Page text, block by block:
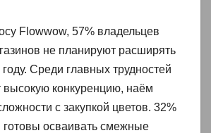
Flowwow, 57% владельцев
не планируют расширять
Среди главных трудностей
конкуренцию, наём
с закупкой цветов. 32%
готовы осваивать смежные